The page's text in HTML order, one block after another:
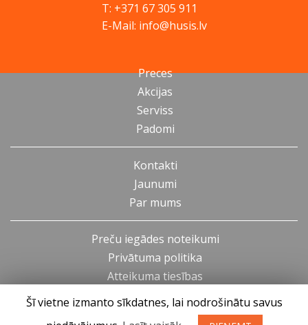
T: +371 67 305 911
E-Mail: info@husis.lv
Preces
Akcijas
Serviss
Padomi
Kontakti
Jaunumi
Par mums
Preču iegādes noteikumi
Privātuma politika
Atteikuma tiesības
Šī vietne izmanto sīkdatnes, lai nodrošinātu savus